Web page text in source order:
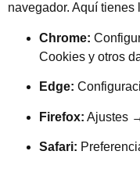
navegador. Aquí tienes
Chrome:
Cookies y otros
Edge:
Firefox: Ajustes
Safari: